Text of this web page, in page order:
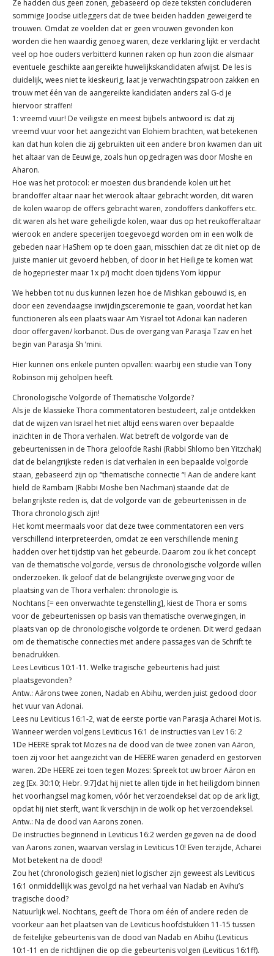
Ze hadden dus geen zonen, gebaseerd op deze teksten concluderen
sommige Joodse uitleggers dat de twee beiden hadden geweigerd te
trouwen. Omdat ze voelden dat er geen vrouwen gevonden kon
worden die hen waardig genoeg waren, deze verklaring lijkt er verdacht
veel op hoe ouders verbitterd kunnen raken op hun zoon die alsmaar
eventuele geschikte aangereikte huwelijkskandidaten afwijst. De les is
duidelijk, wees niet te kieskeurig, laat je verwachtingspatroon zakken en
trouw met één van de aangereikte kandidaten anders zal G-d je
hiervoor straffen!
1: vreemd vuur! De veiligste en meest bijbels antwoord is: dat zij
vreemd vuur voor het aangezicht van Elohiem brachten, wat betekenen
kan dat hun kolen die zij gebruikten uit een andere bron kwamen dan uit
het altaar van de Eeuwige, zoals hun opgedragen was door Moshe en
Aharon.
Hoe was het protocol: er moesten dus brandende kolen uit het
brandoffer altaar naar het wierook altaar gebracht worden, dit waren
de kolen waarop de offers gebracht waren, zondoffers dankoffers etc.
dit waren als het ware geheiligde kolen, waar dus op het reukofferaltaar
wierook en andere specerijen toegevoegd worden om in een wolk de
gebeden naar HaShem op te doen gaan, misschien dat ze dit niet op de
juiste manier uit gevoerd hebben, of door in het Heilige te komen wat
de hogepriester maar 1x p/j mocht doen tijdens Yom kippur
We hebben tot nu dus kunnen lezen hoe de Mishkan gebouwd is, en
door een zevendaagse inwijdingsceremonie te gaan, voordat het kan
functioneren als een plaats waar Am Yisrael tot Adonai kan naderen
door offergaven/ korbanot. Dus de overgang van Parasja Tzav en het
begin van Parasja Sh ’mini.
Hier kunnen ons enkele punten opvallen: waarbij een studie van Tony
Robinson mij geholpen heeft.
Chronologische Volgorde of Thematische Volgorde?
Als je de klassieke Thora commentatoren bestudeert, zal je ontdekken
dat de wijzen van Israel het niet altijd eens waren over bepaalde
inzichten in de Thora verhalen. Wat betreft de volgorde van de
gebeurtenissen in de Thora geloofde Rashi (Rabbi Shlomo ben Yitzchak)
dat de belangrijkste reden is dat verhalen in een bepaalde volgorde
staan, gebaseerd zijn op “thematische connectie “! Aan de andere kant
hield de Rambam (Rabbi Moshe ben Nachman) staande dat de
belangrijkste reden is, dat de volgorde van de gebeurtenissen in de
Thora chronologisch zijn!
Het komt meermaals voor dat deze twee commentatoren een vers
verschillend interpreteerden, omdat ze een verschillende mening
hadden over het tijdstip van het gebeurde. Daarom zou ik het concept
van de thematische volgorde, versus de chronologische volgorde willen
onderzoeken. Ik geloof dat de belangrijkste overweging voor de
plaatsing van de Thora verhalen: chronologie is.
Nochtans [= een onverwachte tegenstelling], kiest de Thora er soms
voor de gebeurtenissen op basis van thematische overwegingen, in
plaats van op de chronologische volgorde te ordenen. Dit werd gedaan
om de thematische connecties met andere passages van de Schrift te
benadrukken.
Lees Leviticus 10:1-11. Welke tragische gebeurtenis had juist
plaatsgevonden?
Antw.: Aärons twee zonen, Nadab en Abihu, werden juist gedood door
het vuur van Adonai.
Lees nu Leviticus 16:1-2, wat de eerste portie van Parasja Acharei Mot is.
Wanneer werden volgens Leviticus 16:1 de instructies van Lev 16: 2
1De HEERE sprak tot Mozes na de dood van de twee zonen van Aäron,
toen zij voor het aangezicht van de HEERE waren genaderd en gestorven
waren. 2De HEERE zei toen tegen Mozes: Spreek tot uw broer Aäron en
zeg [Ex. 30:10; Hebr. 9:7]dat hij niet te allen tijde in het heiligdom binnen
het voorhangsel mag komen, vóór het verzoendeksel dat op de ark ligt,
opdat hij niet sterft, want Ik verschijn in de wolk op het verzoendeksel.
Antw.: Na de dood van Aarons zonen.
De instructies beginnend in Leviticus 16:2 werden gegeven na de dood
van Aarons zonen, waarvan verslag in Leviticus 10! Even terzijde, Acharei
Mot betekent na de dood!
Zou het (chronologisch gezien) niet logischer zijn geweest als Leviticus
16:1 onmiddellijk was gevolgd na het verhaal van Nadab en Avihu’s
tragische dood?
Natuurlijk wel. Nochtans, geeft de Thora om één of andere reden de
voorkeur aan het plaatsen van de Leviticus hoofdstukken 11-15 tussen
de feitelijke gebeurtenis van de dood van Nadab en Abihu (Leviticus
10:1-11 en de richtlijnen die op die gebeurtenis volgen (Leviticus 16:1ff).